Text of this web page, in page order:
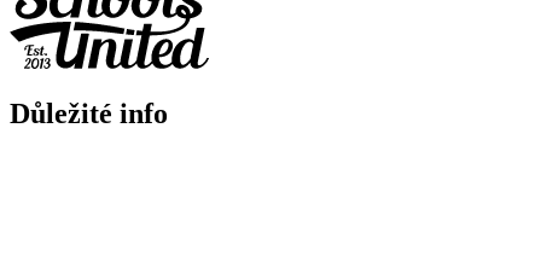
Důležité info